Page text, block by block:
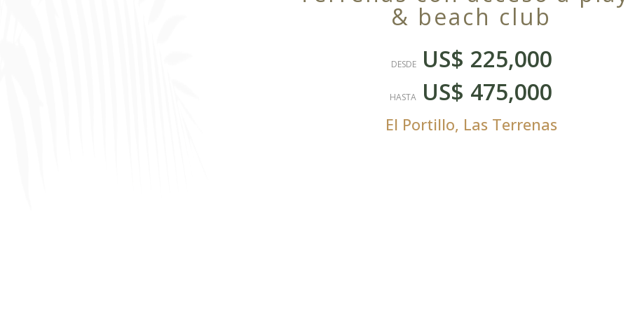
& beach club
DESDE US$ 225,000
HASTA US$ 475,000
El Portillo, Las Terrenas